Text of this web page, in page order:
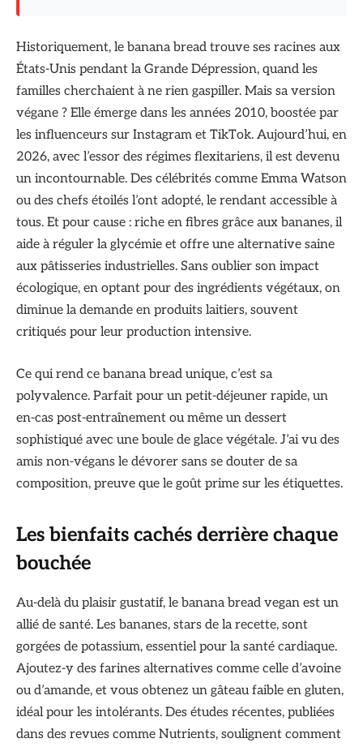
Historiquement, le banana bread trouve ses racines aux
États-Unis pendant la Grande Dépression, quand les
familles cherchaient à ne rien gaspiller. Mais sa version
végane ? Elle émerge dans les années 2010, boostée par
les influenceurs sur Instagram et TikTok. Aujourd’hui, en
2026, avec l’essor des régimes flexitariens, il est devenu
un incontournable. Des célébrités comme Emma Watson
ou des chefs étoilés l’ont adopté, le rendant accessible à
tous. Et pour cause : riche en fibres grâce aux bananes, il
aide à réguler la glycémie et offre une alternative saine
aux pâtisseries industrielles. Sans oublier son impact
écologique, en optant pour des ingrédients végétaux, on
diminue la demande en produits laitiers, souvent
critiqués pour leur production intensive.
Ce qui rend ce banana bread unique, c’est sa
polyvalence. Parfait pour un petit-déjeuner rapide, un
en-cas post-entraînement ou même un dessert
sophistiqué avec une boule de glace végétale. J’ai vu des
amis non-végans le dévorer sans se douter de sa
composition, preuve que le goût prime sur les étiquettes.
Les bienfaits cachés derrière chaque
bouchée
Au-delà du plaisir gustatif, le banana bread vegan est un
allié de santé. Les bananes, stars de la recette, sont
gorgées de potassium, essentiel pour la santé cardiaque.
Ajoutez-y des farines alternatives comme celle d’avoine
ou d’amande, et vous obtenez un gâteau faible en gluten,
idéal pour les intolérants. Des études récentes, publiées
dans des revues comme Nutrients, soulignent comment